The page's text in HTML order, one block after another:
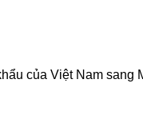
của Việt Nam sang